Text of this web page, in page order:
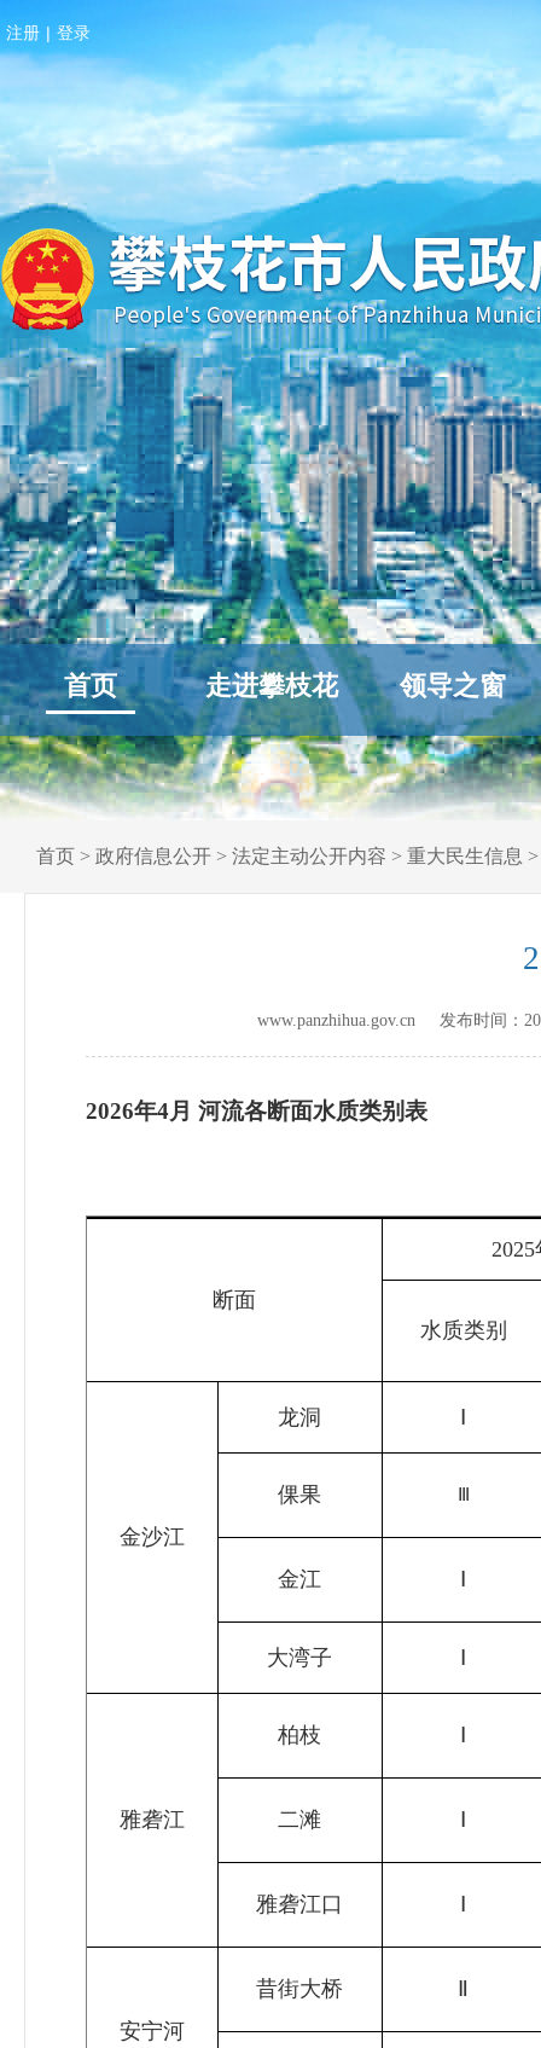
注册 | 登录
首页 走进攀枝花 领导之窗
首页 > 政府信息公开 > 法定主动公开内容 > 重大民生信息
www.panzhihua.gov.cn 发布时间：
2026年4月 河流各断面水质类别表
断面
2025
水质类别
金沙江
龙洞
倮果
金江
大湾子
雅砻江
柏枝
二滩
雅砻江口
安宁河
昔街大桥